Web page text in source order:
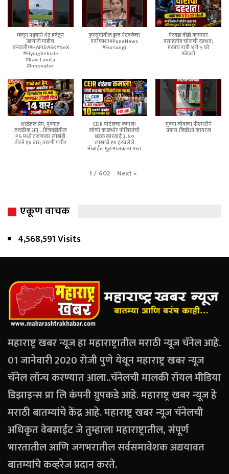
म्हणून पठ्ठ्याने थेट हवेतून
उडणारी गाडीच
बनवली!#HAPIDASKYNeX
#FlyingVehicle
#RaviTamta
#Innovator
फुरसुंगीतील ड्रग्ज नेटवर्कचा
पर्दाफाश!#PuneNews
#Fursungi
येरवडा बीडी कामगार
वसाहतीत चोरांची दहशत;
एकाच रात्री ४ ते ५ घरे
फोडली
शाळेतलं प्रेम, पुण्यात
जवळीक अन्...हिंजवडीतील
PG मध्ये तरुणावर लोखंडी
रॉडने १४ वार; तरुणी गंभीर
CEIR पोर्टलचा कमाल!
लोणी काळभोर पोलिसांची
धडक कारवाई ३.४०
लाखांचे १० हरवलेले
मोबाईल मूळ मालकांना परत
मुक्या जीवाचा पीएमटीने
प्रवास,व्हिडीओ व्हायरल
1 / 602 Next»
एकूण वाचक
4,568,591 Visits
महाराष्ट्र खबर न्यूज हा महाराष्ट्रातील मराठी न्यूज चॅनेल आहे.
01 जानेवारी 2020 रोजी पुणे येथून महाराष्ट्र खबर न्यूज
चॅनेल लॉन्च करण्यात आला..चॅनेलची मालकी रॉयल मीडिया
डिझाइन्स प्रा लि कंपनी ग्रुपकडे आहे. महाराष्ट्र खबर न्यूज हे
मराठी बातम्यांचे केंद्र आहे. महाराष्ट्र खबर न्यूज चॅनेलची
अधिकृत वेबसाईट जे तुम्हाला महाराष्ट्रातील, संपूर्ण
भारतातील आणि जगभरातील सर्वसमावेशक अद्ययावत
बातम्यांचे कव्हरेज प्रदान करते.